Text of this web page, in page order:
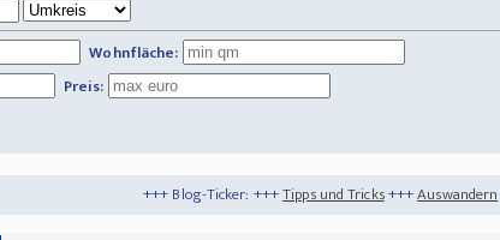
Wohnfläche:
Preis:
+++ Blog-Ticker: +++Tipps und Tricks+++Auswandern+++Nachhaltigkeit